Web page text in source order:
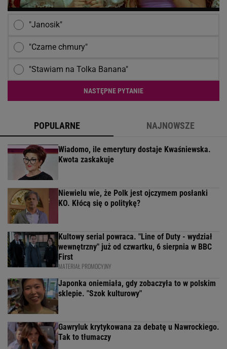
"Janosik"
"Czarne chmury"
"Stawiam na Tolka Banana"
NASTĘPNE PYTANIE
POPULARNE NAJNOWSZE
Wiadomo, ile emerytury dostaje Kwaśniewska.
Kwota zaskakuje
Niewielu wie, że Polk jest ojczymem posłanki
KO. Kłócą się o politykę?
Kultowy serial powraca. "Line of Duty - wydział
wewnętrzny" już od czwartku, 6 sierpnia w BBC
First
MATERIAŁ PROMOCYJNY
Japonka oniemiała, gdy zobaczyła to w polskim
sklepie. "Szok kulturowy"
Gawryluk krytykowana za debatę u Nawrockiego.
Tak to tłumaczy